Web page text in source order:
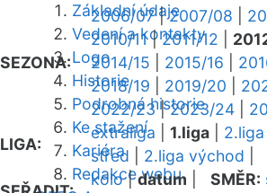
Základní údaje
Vedení a kontakty
Logo
Historie
Podrobná historie
Ke stažení
Kariéra
Redakce webu
SEZONA:
2006/07|2007/08
2010/11|2011/12
2014/15
2015/16
2018/19
2019/20
2022/23|2023/24
LIGA:
extraliga 1.liga
střed
2.liga východ
kolo|datum SMĚR: